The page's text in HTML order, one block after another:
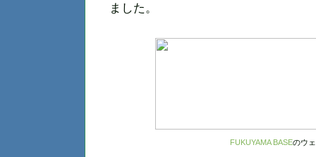
ました。
FUKUYAMA BASEのウ